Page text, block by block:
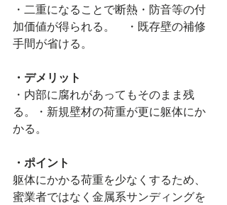
・二重になることで断熱・防音等の付
加価値が得られる。　・既存壁の補修
手間が省ける。
・デメリット
・内部に腐れがあってもそのまま残
る。・新規壁材の荷重が更に躯体にか
かる。
・ポイント
躯体にかかる荷重を少なくするため、
蜜業者ではなく金属系サンディングを